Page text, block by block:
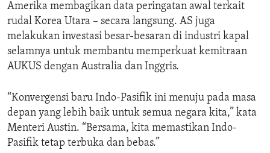
Amerika membagikan data peringatan awal terkait
rudal Korea Utara – secara langsung. AS juga
melakukan investasi besar-besaran di industri kapal
selamnya untuk membantu memperkuat kemitraan
AUKUS dengan Australia dan Inggris.
“Konvergensi baru Indo-Pasifik ini menuju pada masa
depan yang lebih baik untuk semua negara kita,” kata
Menteri Austin. “Bersama, kita memastikan Indo-
Pasifik tetap terbuka dan bebas.”